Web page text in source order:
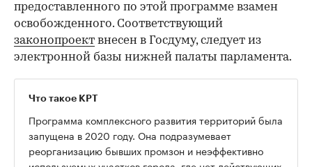
предоставленного по этой программе взамен
освобожденного. Соответствующий
законопроект внесен в Госдуму, следует из
электронной базы нижней палаты парламента.
Что такое КРТ
Программа комплексного развития территорий была
запущена в 2020 году. Она подразумевает
реорганизацию бывших промзон и неэффективно